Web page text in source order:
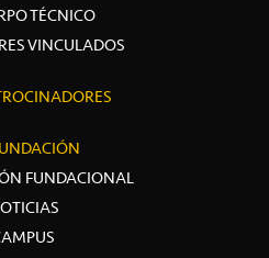
TÉCNICO
VINCULADOS
FUNDACIONAL